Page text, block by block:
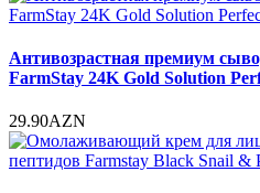
Антивозрастная премиум
FarmStay 24K Gold Solution
29.90AZN